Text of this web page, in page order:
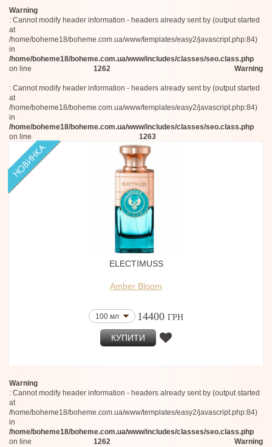
Warning
: Cannot modify header information - headers already sent by (output started
at
/home/boheme18/boheme.com.ua/www/templates/easy2/javascript.php:84)
in
/home/boheme18/boheme.com.ua/www/includes/classes/seo.class.php
on line
1262 Warning
: Cannot modify header information - headers already sent by (output started
at
/home/boheme18/boheme.com.ua/www/templates/easy2/javascript.php:84)
in
/home/boheme18/boheme.com.ua/www/includes/classes/seo.class.php
on line
1263
ELECTIMUSS
Amber Bloom
100 мл 14400 ГРН
КУПИТИ
Warning
: Cannot modify header information - headers already sent by (output started
at
/home/boheme18/boheme.com.ua/www/templates/easy2/javascript.php:84)
in
/home/boheme18/boheme.com.ua/www/includes/classes/seo.class.php
on line
1262 Warning